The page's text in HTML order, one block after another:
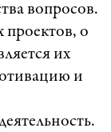
вопросов.
о
их
и